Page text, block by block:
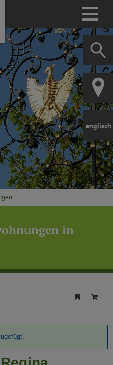
englisch
in